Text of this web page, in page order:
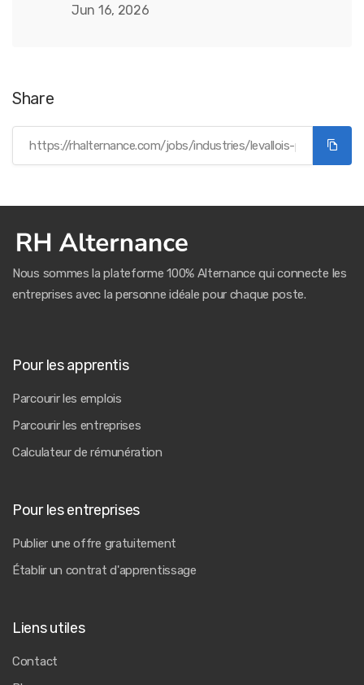
Jun 16, 2026
Share
Nous sommes la plateforme 100% Alternance qui connecte les
entreprises avec la personne idéale pour chaque poste.
Pour les apprentis
Parcourir les emplois
Parcourir les entreprises
Calculateur de rémunération
Pour les entreprises
Publier une offre gratuitement
Établir un contrat d'apprentissage
Liens utiles
Contact